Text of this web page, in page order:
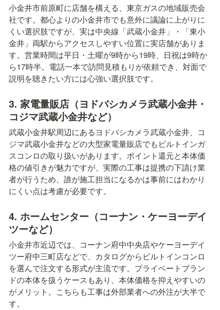
小金井市前原町に店舗を構える、東京ガスの地域販売会
社です。都心よりの小金井市でも意外に議論に上がりに
くい選択肢ですが、実は中央線「武蔵小金井」・「東小
金井」両駅からアクセスしやすい位置に実店舗がありま
す。営業時間は平日・土曜が9時から19時、日祝は9時か
ら17時半。電話一本で訪問見積もりが依頼でき、対面で
説明を聴きたい方には心強い選択肢です。
3. 家電量販店（ヨドバシカメラ武蔵小金井・
コジマ武蔵小金井など）
武蔵小金井駅周辺にあるヨドバシカメラ武蔵小金井、コ
ジマ武蔵小金井などの大型家電量販店でもビルトインガ
スコンロの取り扱いがあります。ポイント還元と本体価
格の値引きが魅力ですが、実際の工事は提携の下請け業
者が行うため、誰が施工担当になるかは事前にはわかり
にくい点は考慮が必要です。
4. ホームセンター（コーナン・ケーヨーデイ
ツーなど）
小金井市近辺では、コーナン府中中央店やケーヨーデイ
ツー府中三町店などで、カタログからビルトインコンロ
を選んで注文する形式が主流です。プライベートブラン
ドの本体を扱うケースもあり、本体価格を抑えやすいの
がメリット。こちらも工事は外部業者への外注が大半で
す。